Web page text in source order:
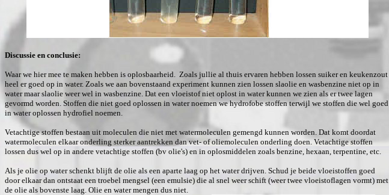
Discussie en conclusie:
Waar we hier mee te maken hebben is oplosbaarheid. Zoals jullie al thuis ervaren hebben lossen suiker en keukenzout
heel er goed op in water. Zoals we aan bovenstaand experiment kunnen zien lossen slaolie en wasbenzine niet op in
water maar slaolie weer wel in wasbenzine. Dat een vloeistof niet oplost in water kunnen we zien als er twee lagen
gevormd worden. Stoffen die niet goed oplossen in water noemen we hydrofobe stoffen terwijl we stoffen die wel goed
in water oplossen hydrofiel noemen.
Vetachtige stoffen bestaan uit moleculen die niet met watermoleculen gemengd kunnen worden. Dat komt doordat
watermoleculen elkaar onderling sterker aantrekken dan vet- of oliemoleculen onderling doen. Vetachtige stoffen
lossen dus wel op in andere vetachtige stoffen (bv olie's) en in oplosmiddelen zoals benzine, hexaan, terpentine, etc.
Als je olie op water schenkt blijft de olie als een aparte laag op het water drijven. Schud je beide vloeistoffen goed
door elkaar dan ontstaat een troebel mengsel (een emulsie) die al snel weer schift (weer twee vloeistoflagen vormt) met
de olie als bovenste laag. Olie en water mengen dus niet.